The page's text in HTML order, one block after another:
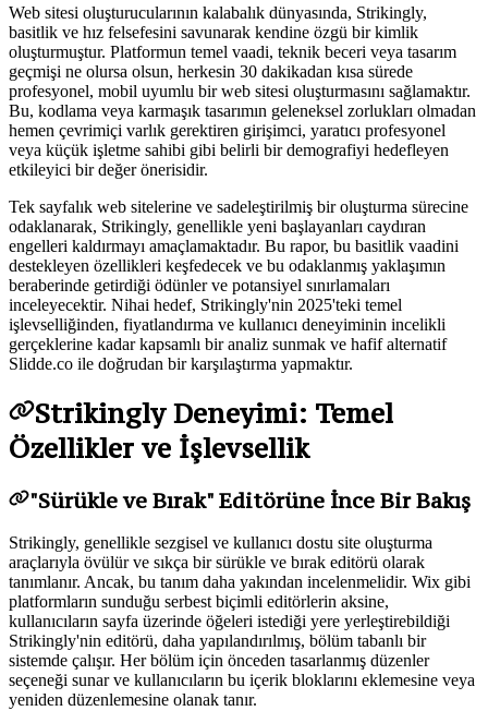
Web sitesi oluşturucularının kalabalık dünyasında, Strikingly,
basitlik ve hız felsefesini savunarak kendine özgü bir kimlik
oluşturmuştur. Platformun temel vaadi, teknik beceri veya tasarım
geçmişi ne olursa olsun, herkesin 30 dakikadan kısa sürede
profesyonel, mobil uyumlu bir web sitesi oluşturmasını sağlamaktır.
Bu, kodlama veya karmaşık tasarımın geleneksel zorlukları olmadan
hemen çevrimiçi varlık gerektiren girişimci, yaratıcı profesyonel
veya küçük işletme sahibi gibi belirli bir demografiyi hedefleyen
etkileyici bir değer önerisidir.
Tek sayfalık web sitelerine ve sadeleştirilmiş bir oluşturma sürecine
odaklanarak, Strikingly, genellikle yeni başlayanları caydıran
engelleri kaldırmayı amaçlamaktadır. Bu rapor, bu basitlik vaadini
destekleyen özellikleri keşfedecek ve bu odaklanmış yaklaşımın
beraberinde getirdiği ödünler ve potansiyel sınırlamaları
inceleyecektir. Nihai hedef, Strikingly'nin 2025'teki temel
işlevselliğinden, fiyatlandırma ve kullanıcı deneyiminin incelikli
gerçeklerine kadar kapsamlı bir analiz sunmak ve hafif alternatif
Slidde.co ile doğrudan bir karşılaştırma yapmaktır.
Strikingly Deneyimi: Temel
Özellikler ve İşlevsellik
"Sürükle ve Bırak" Editörüne İnce Bir Bakış
Strikingly, genellikle sezgisel ve kullanıcı dostu site oluşturma
araçlarıyla övülür ve sıkça bir sürükle ve bırak editörü olarak
tanımlanır. Ancak, bu tanım daha yakından incelenmelidir. Wix gibi
platformların sunduğu serbest biçimli editörlerin aksine,
kullanıcıların sayfa üzerinde öğeleri istediği yere yerleştirebildiği
Strikingly'nin editörü, daha yapılandırılmış, bölüm tabanlı bir
sistemde çalışır. Her bölüm için önceden tasarlanmış düzenler
seçeneği sunar ve kullanıcıların bu içerik bloklarını eklemesine veya
yeniden düzenlemesine olanak tanır.